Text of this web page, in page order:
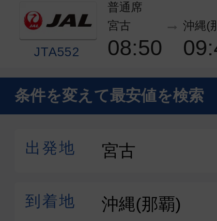
JTA552
普通席
宮古
08:50
沖縄(
エコノミー
宮古
15:45
条件を変えて最安値を検索